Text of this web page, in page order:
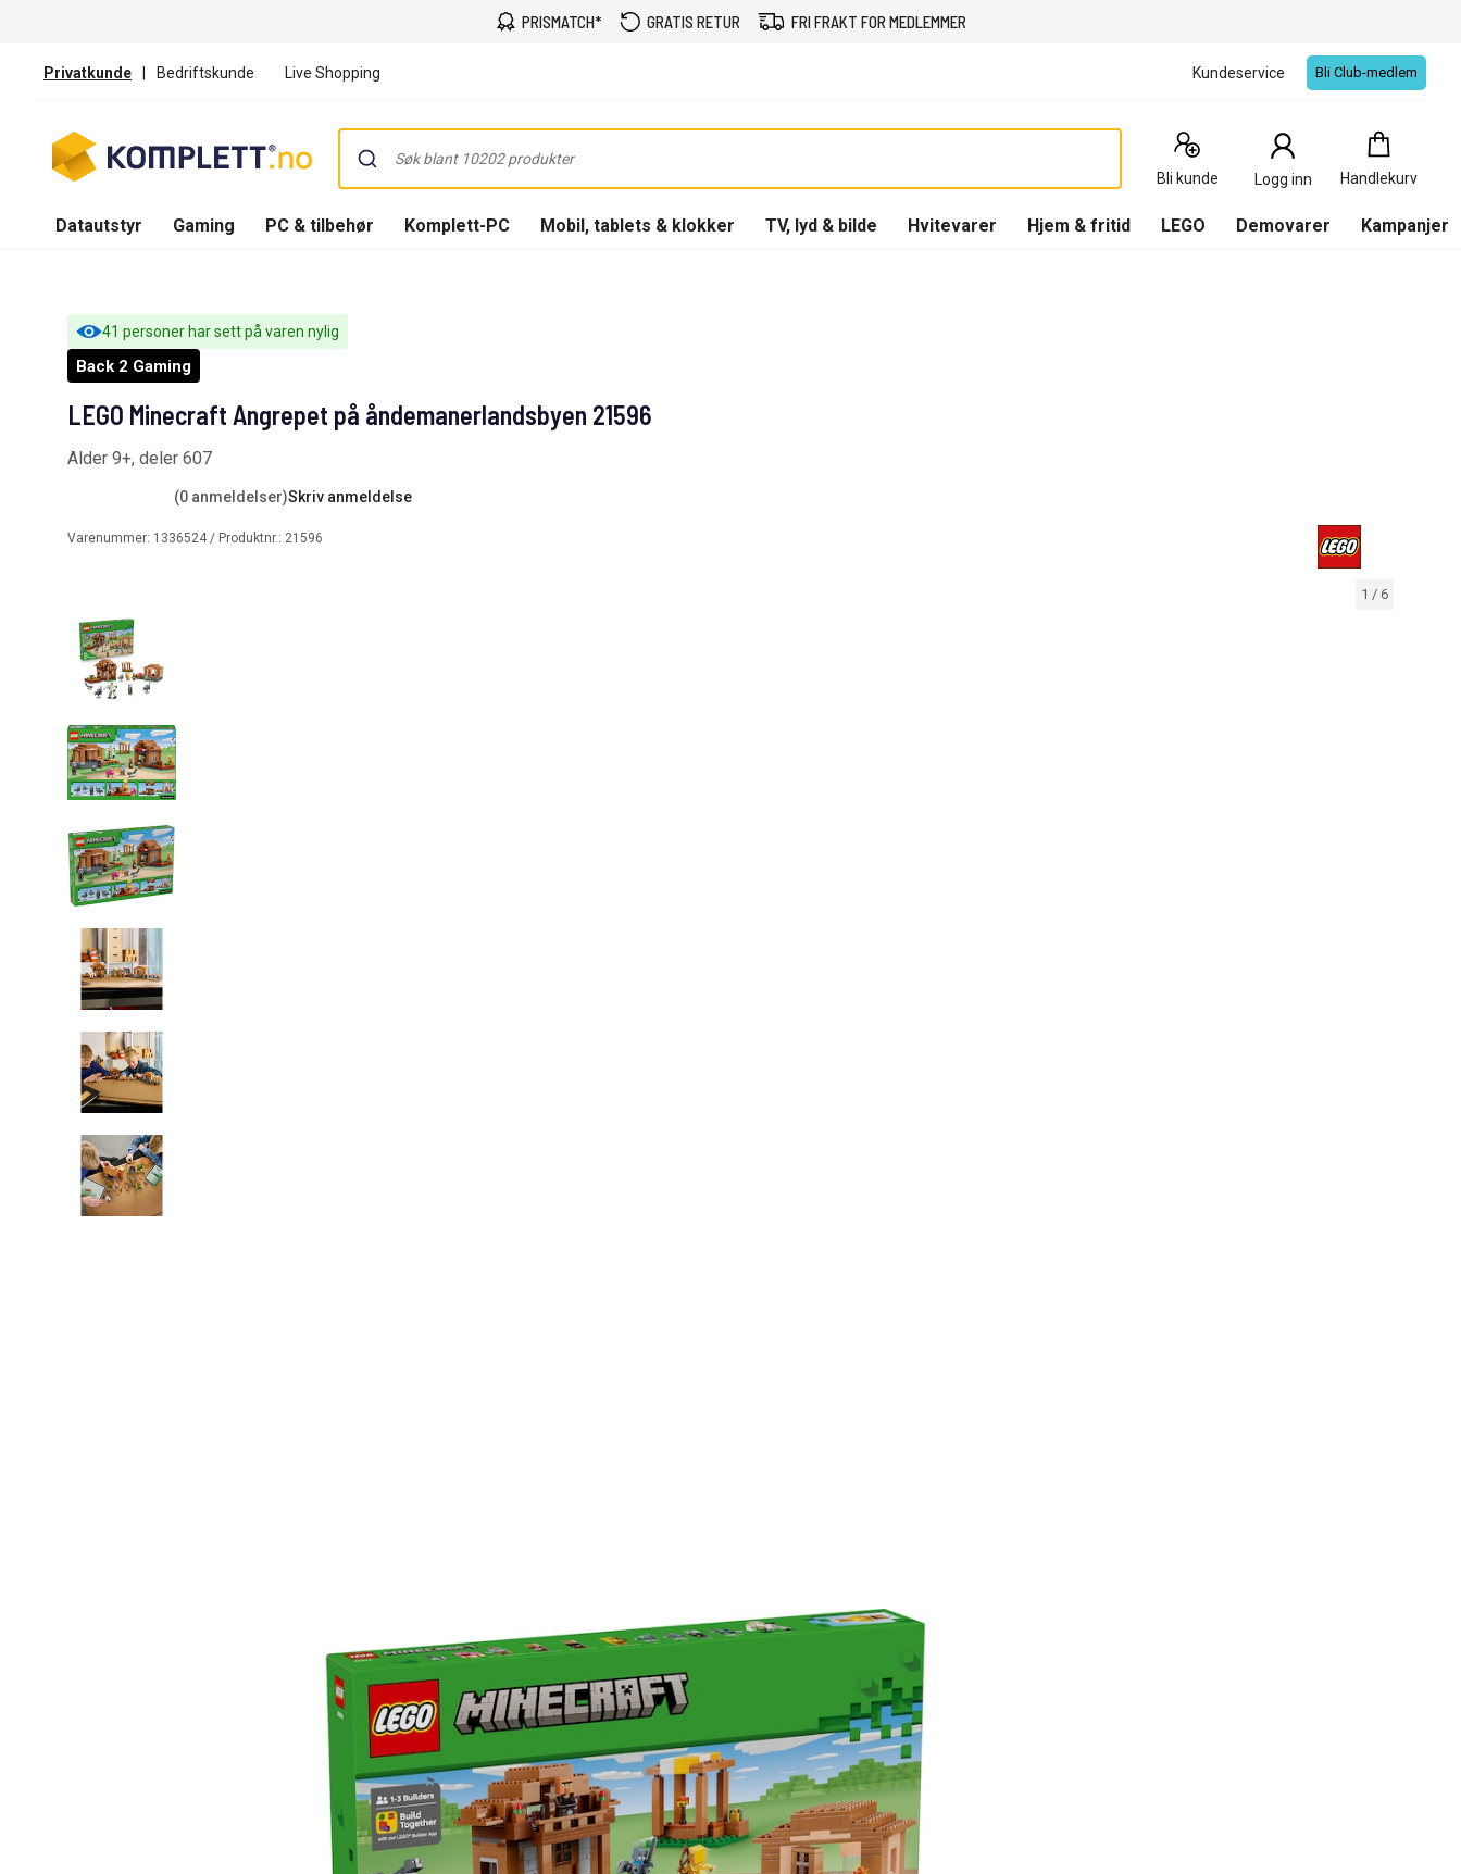
PRISMATCH* GRATIS RETUR FRI FRAKT FOR MEDLEMMER
Privatkunde | Bedriftskunde Live Shopping Kundeservice Bli Club-medlem
Bli kunde Logg inn Handlekurv
Handlekurv
0
Produkter
Datautstyr Gaming PC & tilbehør Komplett-PC Mobil, tablets & klokker TV, lyd & bilde Hvitevarer Hjem & fritid LEGO Demovarer Kampanjer
41 personer har sett på varen nylig
1 / 6
Back 2 Gaming
LEGO Minecraft Angrepet på åndemanerlandsbyen 21596
Alder 9+, deler 607
(0 anmeldelser)Skriv anmeldelse
Varenummer: 1336524 / Produktnr.: 21596